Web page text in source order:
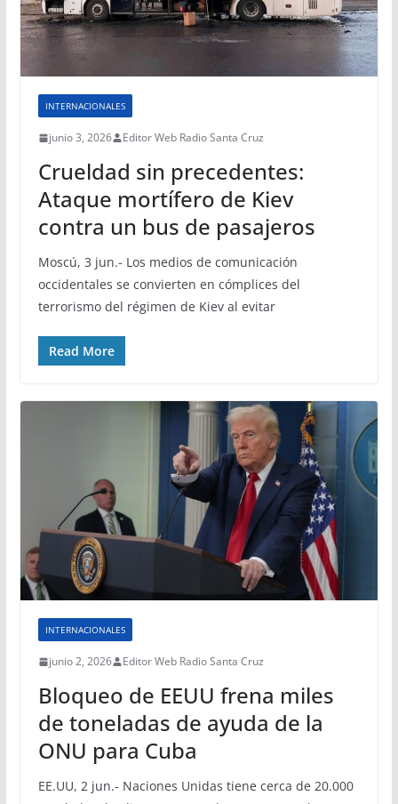
INTERNACIONALES
junio 3, 2026 Editor Web Radio Santa Cruz
Crueldad sin precedentes:
Ataque mortífero de Kiev
contra un bus de pasajeros
Moscú, 3 jun.- Los medios de comunicación
occidentales se convierten en cómplices del
terrorismo del régimen de Kiev al evitar
Read More
INTERNACIONALES
junio 2, 2026 Editor Web Radio Santa Cruz
Bloqueo de EEUU frena miles
de toneladas de ayuda de la
ONU para Cuba
EE.UU, 2 jun.- Naciones Unidas tiene cerca de 20.000